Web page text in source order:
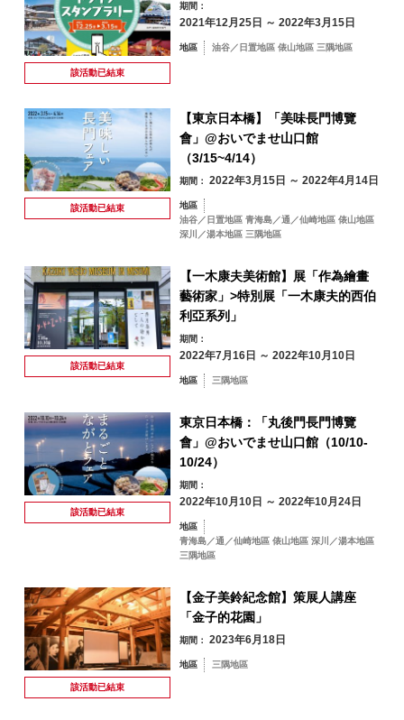
該活動已結束
期間：
2021年12月25日 ～ 2022年3月15日
地區 油谷／日置地區 俵山地區 三隅地區
該活動已結束
【東京日本橋】「美味長門博覽
會」@おいでませ山口館
（3/15~4/14）
期間： 2022年3月15日 ～ 2022年4月14日
地區
油谷／日置地區 青海島／通／仙崎地區 俵山地區
深川／湯本地區 三隅地區
該活動已結束
【一木康夫美術館】展「作為繪畫
藝術家」>特別展「一木康夫的西伯
利亞系列」
期間：
2022年7月16日 ～ 2022年10月10日
地區 三隅地區
該活動已結束
東京日本橋：「丸後門長門博覽
會」@おいでませ山口館（10/10-
10/24）
期間：
2022年10月10日 ～ 2022年10月24日
地區
青海島／通／仙崎地區 俵山地區 深川／湯本地區
三隅地區
該活動已結束
【金子美鈴紀念館】策展人講座
「金子的花園」
期間： 2023年6月18日
地區 三隅地區
油谷／日置地區
崎地區
俵山地區
三隅地區
依關鍵字搜尋 by Freeword